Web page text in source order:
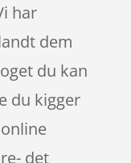
har
dem
du kan
du kigger
det